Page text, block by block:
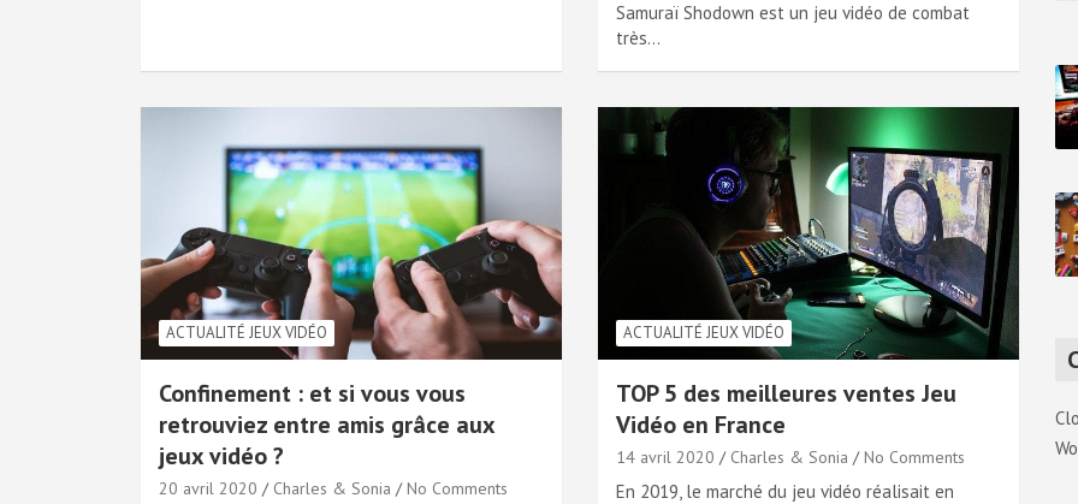
Samuraï Shodown est un jeu vidéo de combat
très…
ACTUALITÉ JEUX VIDÉO
Confinement : et si vous vous
retrouviez entre amis grâce aux
jeux vidéo ?
20 avril 2020 Charles & Sonia No Comments
ACTUALITÉ JEUX VIDÉO
TOP 5 des meilleures ventes Jeu
Vidéo en France
14 avril 2020 Charles & Sonia No Comments
En 2019, le marché du jeu vidéo réalisait en